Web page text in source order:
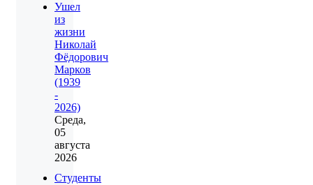
Ушел
из
жизни
Николай
Фёдорович
Марков
(1939
-
2026)
Среда,
05
августа
2026
Студенты